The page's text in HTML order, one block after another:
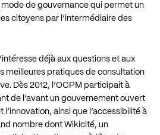
de gouvernance qui permet un
citoyens par l’intermédiaire des
déjà aux questions et aux
meilleures pratiques de consultation
Dès 2012, l’OCPM participait à
de l’avant un gouvernement ouvert
ainsi que l’accessibilité à
nombre dont Wikicité, un